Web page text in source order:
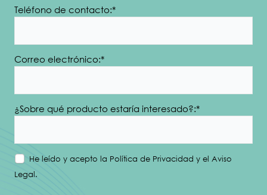
Teléfono de contacto:*
Correo electrónico:*
¿Sobre qué producto estaría interesado?:*
He leído y acepto la Política de Privacidad y el Aviso
Legal.